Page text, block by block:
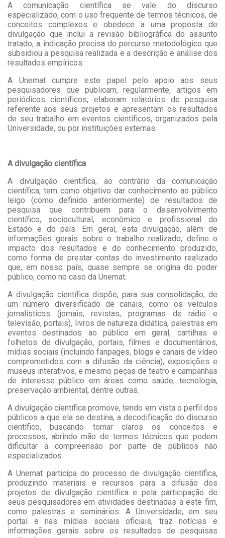
A comunicação científica se vale do discurso
especializado, com o uso frequente de termos técnicos, de
conceitos complexos e obedece a uma proposta de
divulgação que inclui a revisão bibliográfica do assunto
tratado, a indicação precisa do percurso metodológico que
subsidiou a pesquisa realizada e a descrição e análise dos
resultados empíricos.
A Unemat cumpre este papel pelo apoio aos seus
pesquisadores que publicam, regularmente, artigos em
periódicos científicos, elaboram relatórios de pesquisa
referente aos seus projetos e apresentam os resultados
de seu trabalho em eventos científicos, organizados pela
Universidade, ou por instituições externas.
A divulgação científica
A divulgação científica, ao contrário da comunicação
científica, tem como objetivo dar conhecimento ao público
leigo (como definido anteriormente) de resultados de
pesquisa que contribuem para o desenvolvimento
científico, sociocultural, econômico e profissional do
Estado e do país. Em geral, esta divulgação, além de
informações gerais sobre o trabalho realizado, define o
impacto dos resultados e do conhecimento produzido,
como forma de prestar contas do investimento realizado
que, em nosso país, quase sempre se origina do poder
público, como no caso da Unemat.
A divulgação científica dispõe, para sua consolidação, de
um número diversificado de canais, como os veículos
jornalísticos (jornais, revistas, programas de rádio e
televisão, portais), livros de natureza didática, palestras em
eventos destinados ao público em geral, cartilhas e
folhetos de divulgação, portais, filmes e documentários,
mídias sociais (incluindo fanpages, blogs e canais de vídeo
comprometidos com a difusão da ciência), exposições e
museus interativos, e mesmo peças de teatro e campanhas
de interesse público em áreas como saúde, tecnologia,
preservação ambiental, dentre outras.
A divulgação científica promove, tendo em vista o perfil dos
públicos a que ela se destina, a decodificação do discurso
científico, buscando tornar claros os conceitos e
processos, abrindo mão de termos técnicos que podem
dificultar a compreensão por parte de públicos não
especializados.
A Unemat participa do processo de divulgação científica,
produzindo materiais e recursos para a difusão dos
projetos de divulgação científica e pela participação de
seus pesquisadores em atividades destinadas a este fim,
como palestras e seminários. A Universidade, em seu
portal e nas mídias sociais oficiais, traz notícias e
informações gerais sobre os resultados de pesquisas